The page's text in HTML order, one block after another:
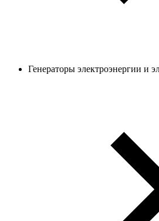
Генераторы электроэнергии и